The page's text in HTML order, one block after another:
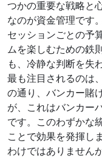
つかの重要な戦略と
なのが資金管理です
セッションごとの予
ムを楽しむための鉄
も、冷静な判断を失
最も注目されるのは
の通り、バンカー賭
が、これはバンカー
です。このわずかな
ことで効果を発揮し
わけではありません